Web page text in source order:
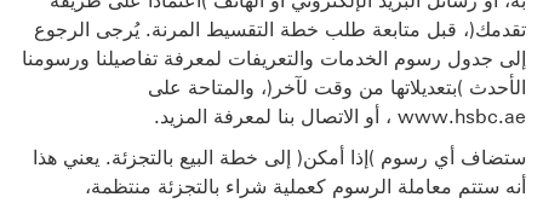
تقدمك(، قبل متابعة طلب خطة التقسيط المرنة. يُرجى الرجوع
إلى جدول رسوم الخدمات والتعريفات لمعرفة تفاصيلنا ورسومنا
الأحدث )بتعديلاتها من وقت لآخر(، والمتاحة على
www.hsbc.ae ، أو الاتصال بنا لمعرفة المزيد.
ستضاف أي رسوم )إذا أمكن( إلى خطة البيع بالتجزئة. يعني هذا
أنه ستتم معاملة الرسوم كعملية شراء بالتجزئة منتظمة،